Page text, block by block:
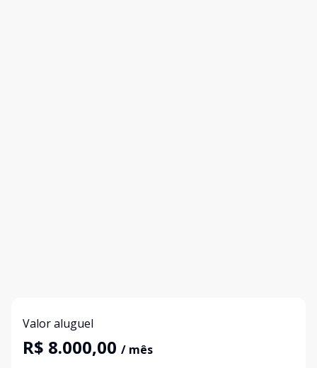
Valor aluguel
R$ 8.000,00 / mês